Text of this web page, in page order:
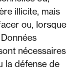
illicite, mais
ou, lorsque
nécessaires
la défense de